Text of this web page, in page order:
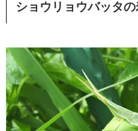
ショウリョウバッタ